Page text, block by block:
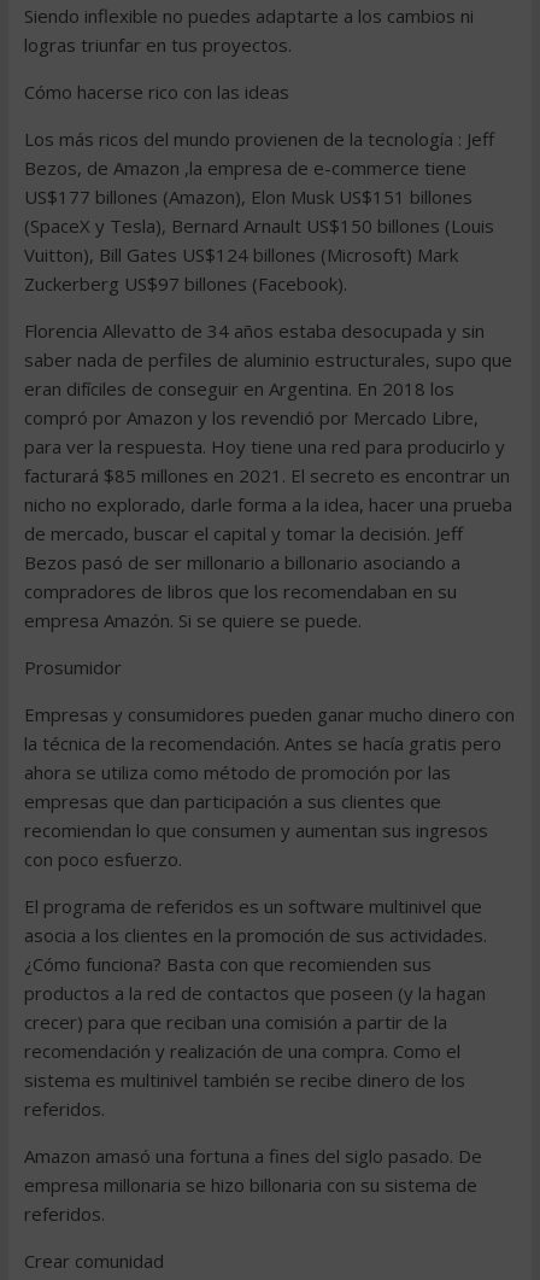
Siendo inflexible no puedes adaptarte a los cambios ni
logras triunfar en tus proyectos.
Cómo hacerse rico con las ideas
Los más ricos del mundo provienen de la tecnología : Jeff
Bezos, de Amazon ,la empresa de e-commerce tiene
US$177 billones (Amazon), Elon Musk US$151 billones
(SpaceX y Tesla), Bernard Arnault US$150 billones (Louis
Vuitton), Bill Gates US$124 billones (Microsoft) Mark
Zuckerberg US$97 billones (Facebook).
Florencia Allevatto de 34 años estaba desocupada y sin
saber nada de perfiles de aluminio estructurales, supo que
eran difíciles de conseguir en Argentina. En 2018 los
compró por Amazon y los revendió por Mercado Libre,
para ver la respuesta. Hoy tiene una red para producirlo y
facturará $85 millones en 2021. El secreto es encontrar un
nicho no explorado, darle forma a la idea, hacer una prueba
de mercado, buscar el capital y tomar la decisión. Jeff
Bezos pasó de ser millonario a billonario asociando a
compradores de libros que los recomendaban en su
empresa Amazón. Si se quiere se puede.
Prosumidor
Empresas y consumidores pueden ganar mucho dinero con
la técnica de la recomendación. Antes se hacía gratis pero
ahora se utiliza como método de promoción por las
empresas que dan participación a sus clientes que
recomiendan lo que consumen y aumentan sus ingresos
con poco esfuerzo.
El programa de referidos es un software multinivel que
asocia a los clientes en la promoción de sus actividades.
¿Cómo funciona? Basta con que recomienden sus
productos a la red de contactos que poseen (y la hagan
crecer) para que reciban una comisión a partir de la
recomendación y realización de una compra. Como el
sistema es multinivel también se recibe dinero de los
referidos.
Amazon amasó una fortuna a fines del siglo pasado. De
empresa millonaria se hizo billonaria con su sistema de
referidos.
Crear comunidad